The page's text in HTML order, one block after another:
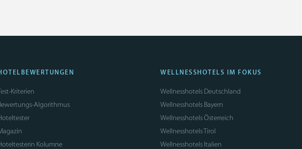
Kriterien
Algorithmus
Kolumne
WELLNESSHOTELS IM FOKUS
Wellnesshotels Deutschland
Wellnesshotels Bayern
Wellnesshotels Österreich
Wellnesshotels Tirol
Wellnesshotels Italien